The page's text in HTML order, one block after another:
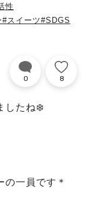
性
#スイーツ#SDGS
0 8
したね❄️
の一員です＊